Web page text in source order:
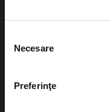
consimțământului
Necesare
Preferinţe
Evenimente
Teatru